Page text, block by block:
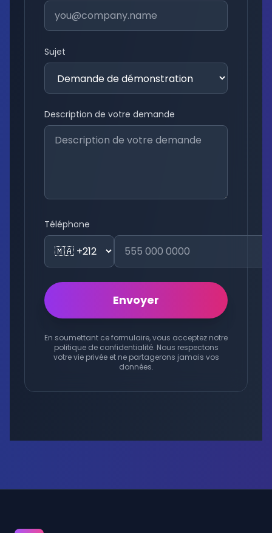
Sujet
Description de votre demande
Téléphone
Envoyer
En soumettant ce formulaire, vous acceptez notre
politique de confidentialité. Nous respectons
votre vie privée et ne partagerons jamais vos
données.